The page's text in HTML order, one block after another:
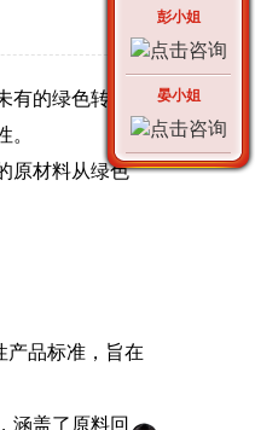
的绿色转型
原材料从绿色
品标准，旨在
涵盖了原料回
彭小姐
晏小姐